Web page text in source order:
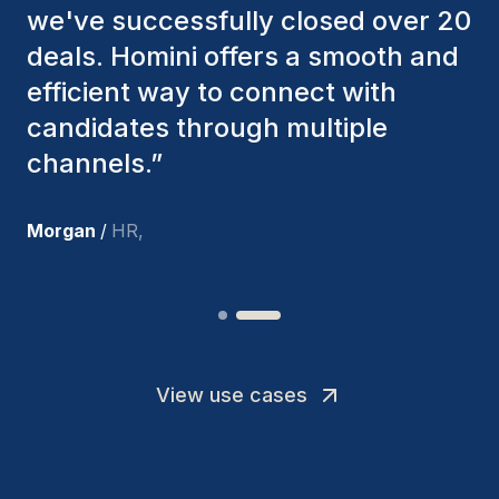
factors to ensure they present the
best candidates. The individuals
we've hired are still with us, and
I’m truly pleased with the new
team members.
Joakin / Deputy-AMLCO
View use cases